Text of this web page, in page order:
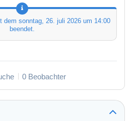
dem sonntag, 26. juli 2026 um 14:00
beendet.
0 Beobachter